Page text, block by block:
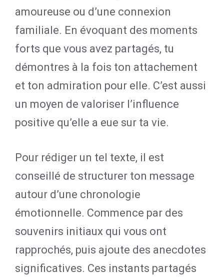
amoureuse ou d’une connexion
familiale. En évoquant des moments
forts que vous avez partagés, tu
démontres à la fois ton attachement
et ton admiration pour elle. C’est aussi
un moyen de valoriser l’influence
positive qu’elle a eue sur ta vie.
Pour rédiger un tel texte, il est
conseillé de structurer ton message
autour d’une chronologie
émotionnelle. Commence par des
souvenirs initiaux qui vous ont
rapprochés, puis ajoute des anecdotes
significatives. Ces instants partagés